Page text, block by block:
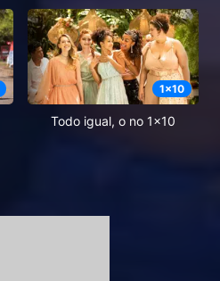
1x10
Todo igual, o no 1x10